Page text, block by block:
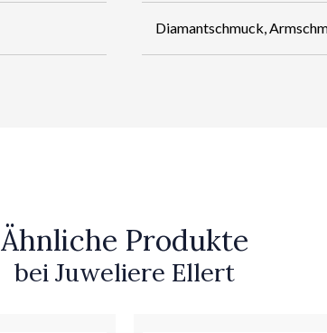
Diamantschmuck,
Ähnliche Produkte
bei Juweliere Ellert